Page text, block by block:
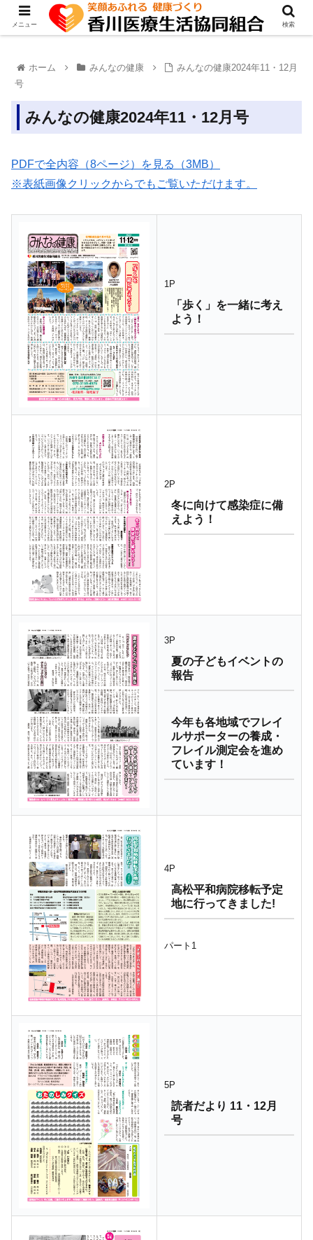
ホーム みんなの健康
みんなの健康2024年11・12月
号
みんなの健康2024年11・12月号
PDFで全内容（8ページ）を見る（3MB）
※表紙画像クリックからでもご覧いただけます。
1P
「歩く」を一緒に考え
よう！
2P
冬に向けて感染症に備
えよう！
3P
夏の子どもイベントの
報告
今年も各地域でフレイ
ルサポーターの養成・
フレイル測定会を進め
ています！
4P
高松平和病院移転予定
地に行ってきました!
パート1
5P
読者だより 11・12月
号
メニュー 検索